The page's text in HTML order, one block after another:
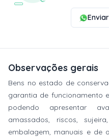
Observações gerais
Bens no estado de
garantia de funcionamento
podendo apresentar
amassados, riscos,
embalagem, manuais e de